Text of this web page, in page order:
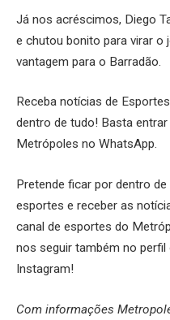
Já nos acréscimos, Diego
e chutou bonito para virar o
vantagem para o Barradão.
Receba notícias de
dentro de tudo! Basta
Metrópoles no WhatsApp.
Pretende ficar por dentro
esportes e receber as
canal de esportes do
nos seguir também no
Instagram!
Com informações